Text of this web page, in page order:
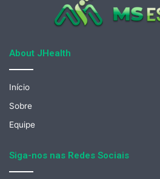
About JHealth
Início
Sobre
Equipe
Siga-nos nas Redes Sociais